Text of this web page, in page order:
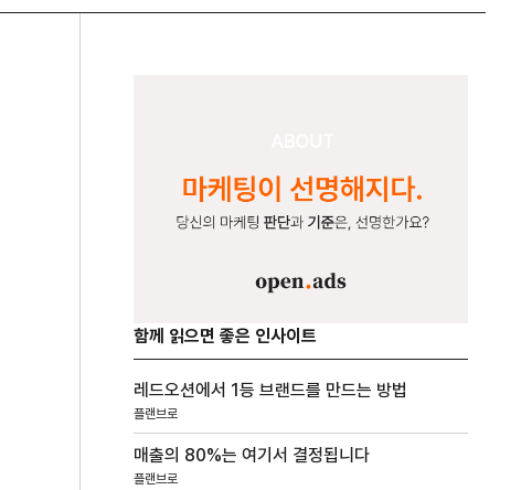
함께 읽으면 좋은 인사이트
레드오션에서 1등 브랜드를 만드는 방법
플랜브로
매출의 80%는 여기서 결정됩니다
플랜브로